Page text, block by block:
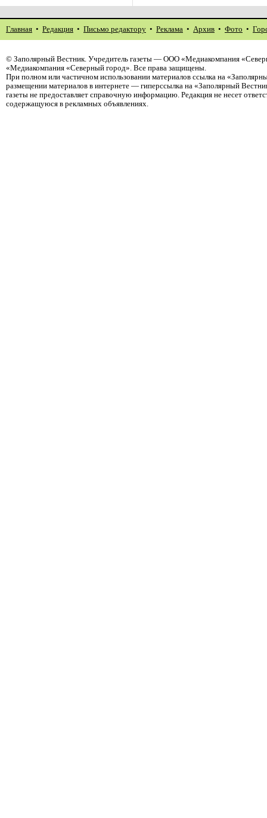
Главная • Редакция • Письмо редактору • Реклама • Архив • Фото •
© Заполярный Вестник. Учредитель газеты — ООО «Медиакомпания
«Медиакомпания «Северный город». Все права защищены.
При полном или частичном использовании материалов ссылка на
размещении материалов в интернете — гиперссылка на «Заполярный
газеты не предоставляет справочную информацию. Редакция не несет
содержащуюся в рекламных объявлениях.